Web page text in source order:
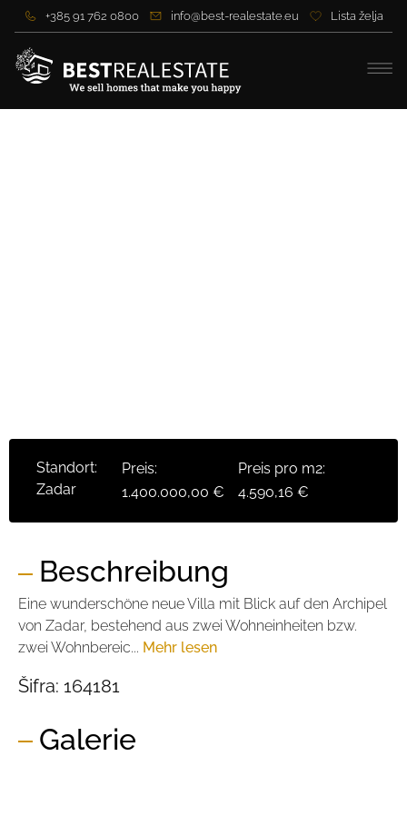
+385 91 762 0800 info@best-realestate.eu Lista želja
Standort:
Zadar
Preis:
1.400.000,00 €
Preis pro m2:
4.590,16 €
Beschreibung
Eine wunderschöne neue Villa mit Blick auf den Archipel
von Zadar, bestehend aus zwei Wohneinheiten bzw.
zwei Wohnbereic... Mehr lesen
Šifra: 164181
Galerie